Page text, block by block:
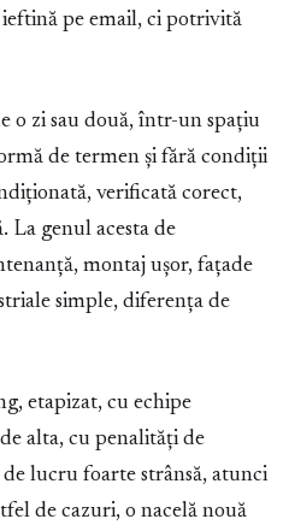
pe email, ci potrivită
o zi sau două, într-un spațiu
de termen și fără condiții
verificată corect,
La genul acesta de
montaj ușor, fațade
simple, diferența de
etapizat, cu echipe
alta, cu penalități de
lucru foarte strânsă, atunci
de cazuri, o nacelă nouă